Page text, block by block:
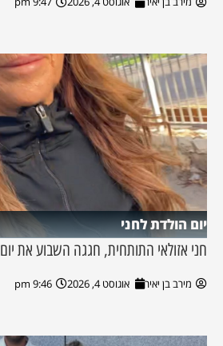
יום הולדת לחני
חני אזולאי התותחית, חגגה השבוע את
מירב בן יאיר אוגוסט 4, 2026 9:46 pm